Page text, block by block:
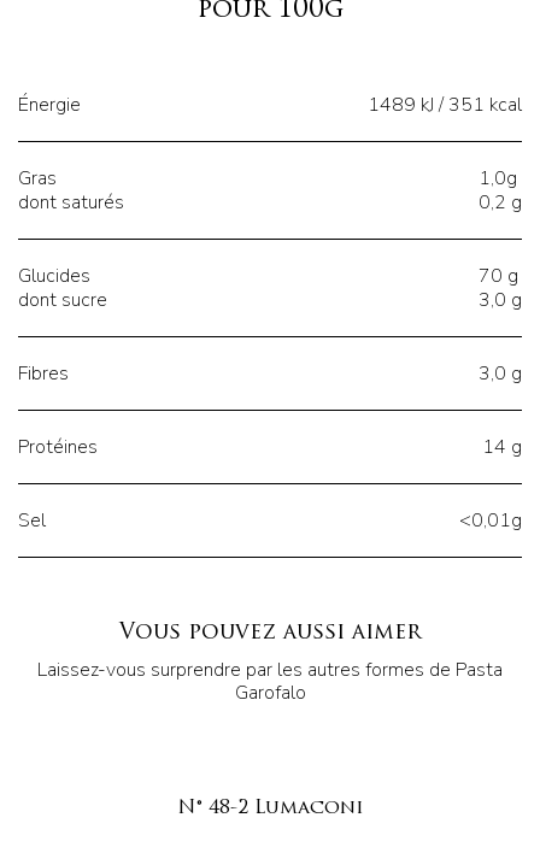
pour 100g
Énergie 1489 kJ / 351 kcal
Gras
dont saturés
1,0g
0,2 g
Glucides
dont sucre
70 g
3,0 g
Fibres 3,0 g
Protéines 14 g
Sel <0,01g
Vous pouvez aussi aimer
Laissez-vous surprendre par les autres formes de Pasta
Garofalo
N° 48-2 Lumaconi